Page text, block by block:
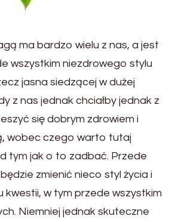
ma bardzo wielu z nas, a jest
wszystkim niezdrowego stylu
jasna siedzącej w dużej
z nas jednak chciałby jednak z
się dobrym zdrowiem i
wobec czego warto tutaj
tym jak o to zadbać. Przede
zmienić nieco styl życia i
kwestii, w tym przede wszystkim
Niemniej jednak skuteczne